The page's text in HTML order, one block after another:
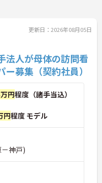
康的に働き
いること
ベートの時
なキャリア
評価面談で
みが整ってい
ャリアアップ
マートフォ
更新日：2026年08月05日
法人が母体の訪問看
募集（契約社員）
円程度（諸手当込）
円程度 モデル
神戸)